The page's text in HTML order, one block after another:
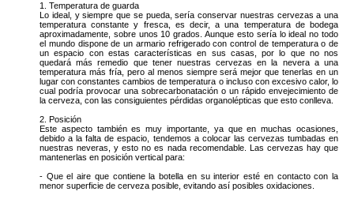
1. Temperatura de guarda
Lo ideal, y siempre que se pueda, sería conservar nuestras cervezas a una
temperatura constante y fresca, es decir, a una temperatura de bodega
aproximadamente, sobre unos 10 grados. Aunque esto sería lo ideal no todo
el mundo dispone de un armario refrigerado con control de temperatura o de
un espacio con estas características en sus casas, por lo que no nos
quedará más remedio que tener nuestras cervezas en la nevera a una
temperatura más fría, pero al menos siempre será mejor que tenerlas en un
lugar con constantes cambios de temperatura o incluso con excesivo calor, lo
cual podría provocar una sobrecarbonatación o un rápido envejecimiento de
la cerveza, con las consiguientes pérdidas organolépticas que esto conlleva.
2. Posición
Este aspecto también es muy importante, ya que en muchas ocasiones,
debido a la falta de espacio, tendemos a colocar las cervezas tumbadas en
nuestras neveras, y esto no es nada recomendable. Las cervezas hay que
mantenerlas en posición vertical para:
- Que el aire que contiene la botella en su interior esté en contacto con la
menor superficie de cerveza posible, evitando así posibles oxidaciones.